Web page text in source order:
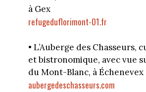
à Gex
refugeduflorimont-01.fr
• L’Auberge des Chasseurs,
et bistronomique, avec vue
du Mont-Blanc, à Échenevex
aubergedeschasseurs.com